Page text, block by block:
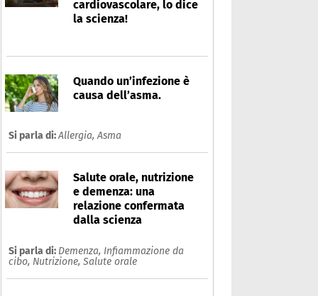
cardiovascolare, lo dice
la scienza!
Quando un’infezione è
causa dell’asma.
Si parla di:Allergia,Asma
Salute orale, nutrizione
e demenza: una
relazione confermata
dalla scienza
Si parla di: Demenza, Infiammazione da
cibo, Nutrizione, Salute orale